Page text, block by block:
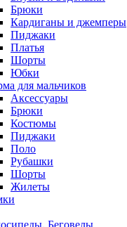
Брюки
Кардиганы и джемперы
Пиджаки
Платья
Шорты
Юбки
для мальчиков
Аксессуары
Брюки
Костюмы
Пиджаки
Поло
Рубашки
Шорты
Жилеты
Беговелы